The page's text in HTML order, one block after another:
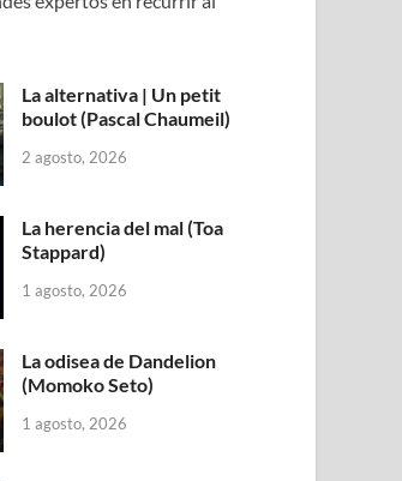
La alternativa | Un petit
boulot (Pascal Chaumeil)
2 agosto, 2026
La herencia del mal (Toa
Stappard)
1 agosto, 2026
La odisea de Dandelion
(Momoko Seto)
1 agosto, 2026